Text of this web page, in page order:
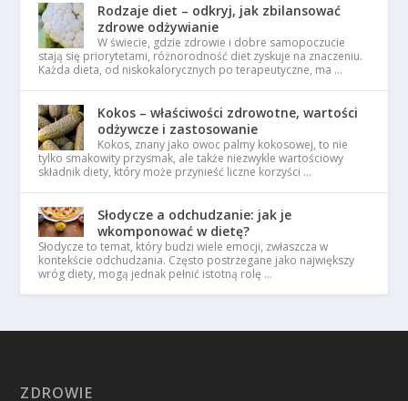
Rodzaje diet – odkryj, jak zbilansować
zdrowe odżywianie
W świecie, gdzie zdrowie i dobre samopoczucie
stają się priorytetami, różnorodność diet zyskuje na znaczeniu.
Każda dieta, od niskokalorycznych po terapeutyczne, ma …
Kokos – właściwości zdrowotne, wartości
odżywcze i zastosowanie
Kokos, znany jako owoc palmy kokosowej, to nie
tylko smakowity przysmak, ale także niezwykle wartościowy
składnik diety, który może przynieść liczne korzyści …
Słodycze a odchudzanie: jak je
wkomponować w dietę?
Słodycze to temat, który budzi wiele emocji, zwłaszcza w
kontekście odchudzania. Często postrzegane jako największy
wróg diety, mogą jednak pełnić istotną rolę …
ZDROWIE